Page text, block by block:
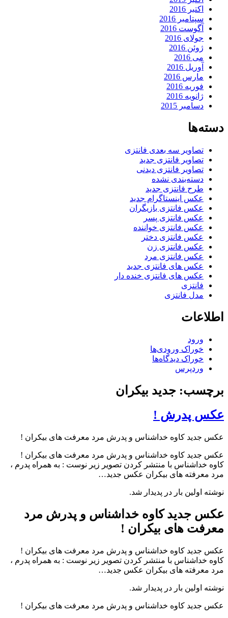
اکتبر 2016
سپتامبر 2016
آگوست 2016
جولای 2016
ژوئن 2016
می 2016
آوریل 2016
مارس 2016
فوریه 2016
ژانویه 2016
دسامبر 2015
دسته‌ها
تصاویر سه بعدی فانتزی
تصاویر فانتزی جدید
تصاویر فانتزی دیدنی
دسته‌بندی نشده
طرح فانتزی جدید
عکس اینستاگرام جدید
عکس فانتزی بازیگران
عکس فانتزی پسر
عکس فانتزی خواننده
عکس فانتزی دختر
عکس فانتزی زن
عکس فانتزی مرد
عکس های فانتزی جدید
عکس های فانتزی خنده دار
فانتزی
مدل فانتزی
اطلاعات
ورود
خوراک ورودی‌ها
خوراک دیدگاه‌ها
وردپرس
برچسب: جدید بیکران
عکس پدرش !
عکس جدید کاوه خداشناس و پدرش مرد معرفت های بیکران !
عکس جدید کاوه خداشناس و پدرش مرد معرفت های بیکران !
کاوه خداشناس با منتشر کردن تصویر زیر نوست : به همراه پدرم ،
مرد معرفته های بیکران عکس جدید…
نوشته اولین بار در پدیدار شد.
عکس جدید کاوه خداشناس و پدرش مرد
معرفت های بیکران !
عکس جدید کاوه خداشناس و پدرش مرد معرفت های بیکران !
کاوه خداشناس با منتشر کردن تصویر زیر نوست : به همراه پدرم ،
مرد معرفته های بیکران عکس جدید…
نوشته اولین بار در پدیدار شد.
عکس جدید کاوه خداشناس و پدرش مرد معرفت های بیکران !